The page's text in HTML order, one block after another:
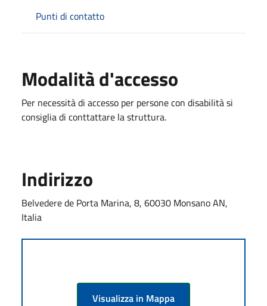
Punti di contatto
Modalità d'accesso
Per necessità di accesso per persone con disabilità si
consiglia di conttattare la struttura.
Indirizzo
Belvedere de Porta Marina, 8, 60030 Monsano AN,
Italia
Visualizza in Mappa